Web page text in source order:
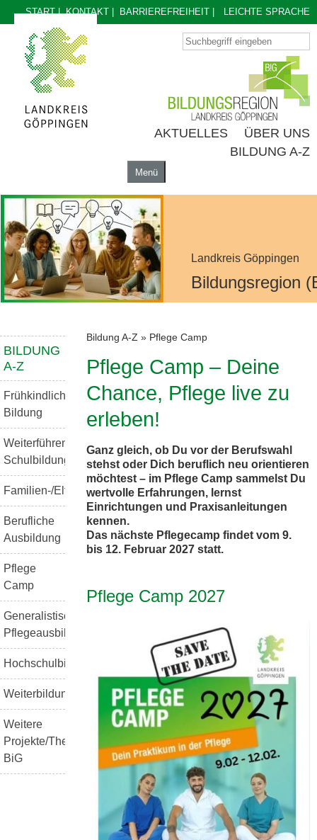
START|KONTAKT BARRIEREFREIHEIT LEICHTE SPRACHE
AKTUELLES
ÜBER UNS
BILDUNG A-Z
Menü
AKTUELLES
BILDUNG A-Z
Landkreis Göppingen
Bildungsregion
BILDUNG
A-Z
Frühkindliche
Bildung
Weiterführende
Schulbildung
Familien-/Elternbildung
Berufliche
Ausbildung
Pflege
Camp
Generalistische
Pflegeausbildung
Hochschulbildung
Weiterbildung
Weitere
Projekte/Themen
BiG
Bildung A-Z » Pflege Camp
Pflege Camp – Deine
Chance, Pflege live zu
erleben!
Ganz gleich, ob Du vor der Berufswahl
stehst oder Dich beruflich neu orientieren
möchtest – im Pflege Camp sammelst Du
wertvolle Erfahrungen, lernst
Einrichtungen und Praxisanleitungen
kennen.
Das nächste Pflegecamp findet vom 9.
bis 12. Februar 2027 statt.
Pflege Camp 2027